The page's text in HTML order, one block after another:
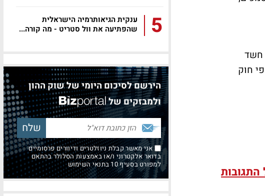
חשד
חוק
5
ענקית הגיאותרמיה הישראלית
שהפתיעה את וול סטריט - מה קורה...
הירשם לסיכום היומי של שוק ההון
ולמבזקים של
אני מאשר קבלת ניוזלטרים ודיוורים פרסומיים
בדואר אלקטרוני ו/או באמצעות הסלולר בהתאם
למפורט בסעיף 10 בתנאי השימוש